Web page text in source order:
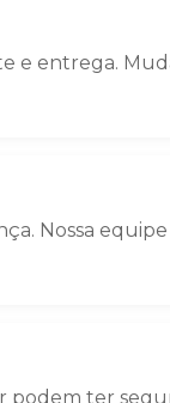
e entrega.
Nossa
podem ter